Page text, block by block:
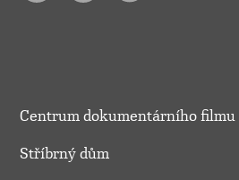
Centrum dokumentárního filmu
Stříbrný dům